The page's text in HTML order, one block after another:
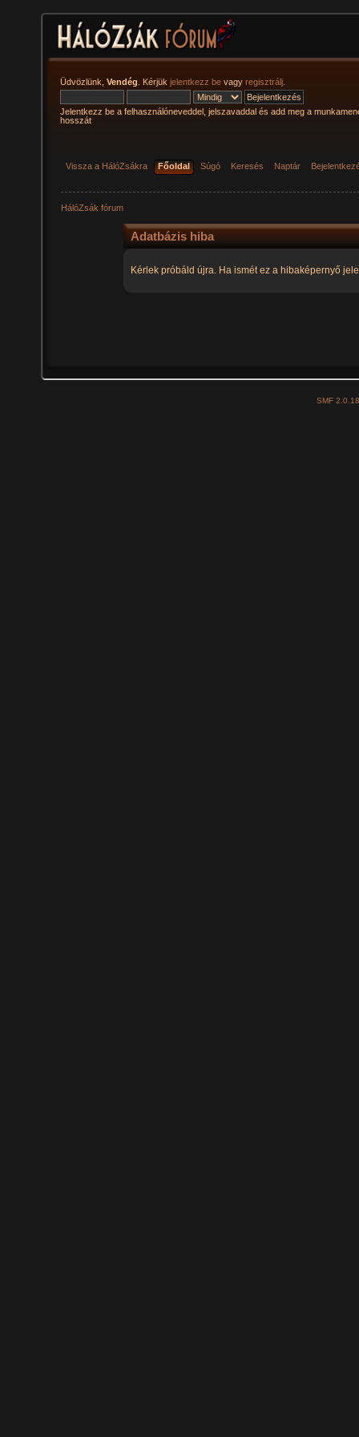
Üdvözlünk, Vendég . Kérjük jelentkezz be vagy regisztrálj
Jelentkezz be a felhasználóneveddel, jelszavaddal és add meg a
hosszát
Vissza a HálóZsákra Főoldal Súgó Keresés Naptár
HálóZsák fórum
Adatbázis hiba
Kérlek próbáld újra. Ha ismét ez a hibaképernyő
SMF 2.0.18